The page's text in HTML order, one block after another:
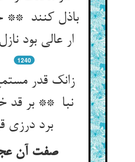
باذل کنند **
ار عالی بود نازل کنند
1240
زانک قدر
نبا ** بر قد
برد درزی قبا
صفت آن عجوز